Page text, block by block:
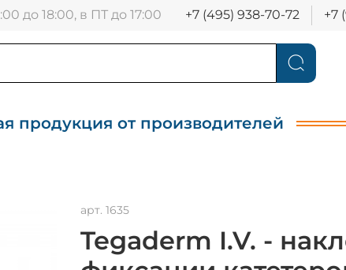
до 18:00, в ПТ до 17:00 +7 (495) 938-70-72 +7
продукция от производителей
арт. 1635
Tegaderm I.V. -